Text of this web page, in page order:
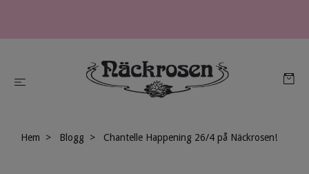
Hem Blogg Chantelle Happening 26/4 på Näckrosen!